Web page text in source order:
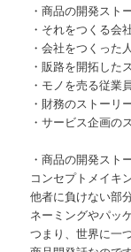
・商品の開発スト
・それをつくる会
・会社をつくった
・販路を開拓した
・モノを売る従業
・財務のストーリ
・サービス企画の
・商品の開発スト
コンセプトメイキ
他者に負けない部
ネーミングやパッ
つまり、世界に一